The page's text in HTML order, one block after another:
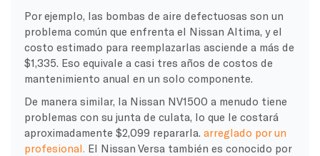
Por ejemplo, las bombas de aire defectuosas son un
problema común que enfrenta el Nissan Altima, y el
costo estimado para reemplazarlas asciende a más de
$1,335. Eso equivale a casi tres años de costos de
mantenimiento anual en un solo componente.
De manera similar, la Nissan NV1500 a menudo tiene
problemas con su junta de culata, lo que le costará
aproximadamente $2,099 repararla. arreglado por un
profesional. El Nissan Versa también es conocido por